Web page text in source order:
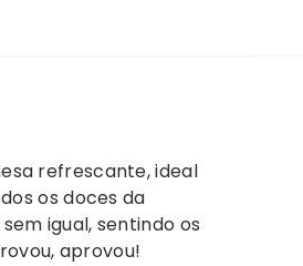
refrescante, ideal
os doces da
igual, sentindo os
aprovou!